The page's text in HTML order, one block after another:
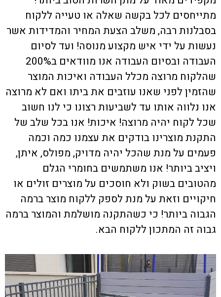
מתייחסים לכל בקשה שאלה או טעייה ללקוח
בסבלנות רבה, משלב הצעת המחיר והמדידות אשר
נעשות על ידי איש מקצוע מנוסה! ועד לסיום
העבודה ובסיום העבודה אנו מוודאים ב200%
שהלקוח מרוצה מכלל העבודה ואיכות המוצר
שהזמין לפני שאנו עוזבים את ביתו ואם לא מרוצה
אנו נלווה אותו עד לשביעות רצונו כי לנו חשוב
שכל לקוח יהיה מרוצה! איכות! אנו בכל שלב של
התקנת מוצרינו בודקים את עצמנו כמה וכמה
פעמים על מנת שהכל יהיה מדויק, מפולס, איתן,
ויציב ביותר! אנו משתמשים בחומרי הגלם
מהטובים בשוק ולא חוסכים על מוצרים זולים או
חיקויים וזאת על מנת לספק ללקוח מוצר ברמה
הגבוה ביותר! כי כשהתקנה מושלמת והמוצר ברמה
גבוה זה המתכון ללקוח הבא.